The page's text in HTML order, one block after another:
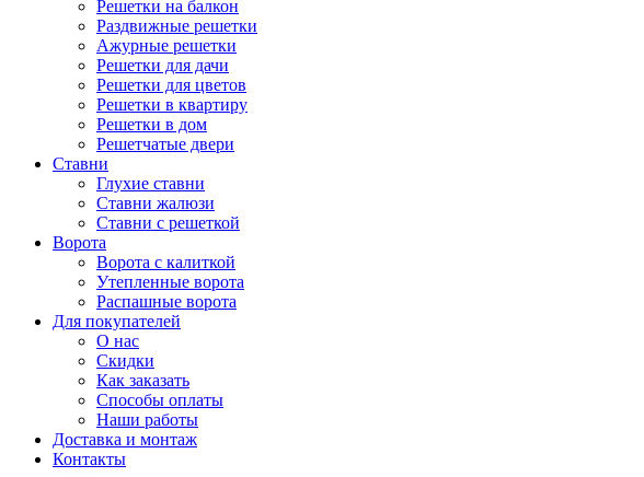
Решетки на балкон
Раздвижные решетки
Ажурные решетки
Решетки для дачи
Решетки для цветов
Решетки в квартиру
Решетки в дом
Решетчатые двери
Ставни
Глухие ставни
Ставни жалюзи
Ставни с решеткой
Ворота
Ворота с калиткой
Утепленные ворота
Распашные ворота
Для покупателей
О нас
Скидки
Как заказать
Способы оплаты
Наши работы
Доставка и монтаж
Контакты